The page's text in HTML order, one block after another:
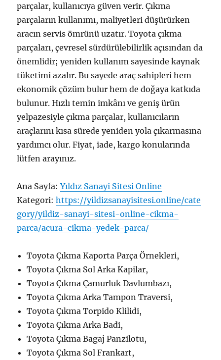
parçalar, kullanıcıya güven verir. Çıkma
parçaların kullanımı, maliyetleri düşürürken
aracın servis ömrünü uzatır. Toyota çıkma
parçaları, çevresel sürdürülebilirlik açısından da
önemlidir; yeniden kullanım sayesinde kaynak
tüketimi azalır. Bu sayede araç sahipleri hem
ekonomik çözüm bulur hem de doğaya katkıda
bulunur. Hızlı temin imkânı ve geniş ürün
yelpazesiyle çıkma parçalar, kullanıcıların
araçlarını kısa sürede yeniden yola çıkarmasına
yardımcı olur. Fiyat, iade, kargo konularında
lütfen arayınız.
Ana Sayfa:Yıldız Sanayi Sitesi Online
Kategori:https://yildizsanayisitesi.online/cate
gory/yildiz-sanayi-sitesi-online-cikma-
parca/acura-cikma-yedek-parca/
Toyota Çıkma Kaporta Parça Örnekleri,
Toyota Çıkma Sol Arka Kapilar,
Toyota Çıkma Çamurluk Davlumbazı,
Toyota Çıkma Arka Tampon Traversi,
Toyota Çıkma Torpido Klilidi,
Toyota Çıkma Arka Badi,
Toyota Çıkma Bagaj Panzilotu,
Toyota Çıkma Sol Frankart,